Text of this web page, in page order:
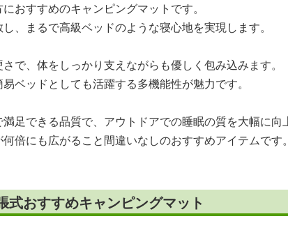
おすすめのキャンピングマットです。
、まるで高級ベッドのような寝心地を実現します。
で、体をしっかり支えながらも優しく包み込みます。
ベッドとしても活躍する多機能性が魅力です。
足できる品質で、アウトドアでの睡眠の質を大幅に向
倍にも広がること間違いなしのおすすめアイテムです。
式おすすめキャンピングマット